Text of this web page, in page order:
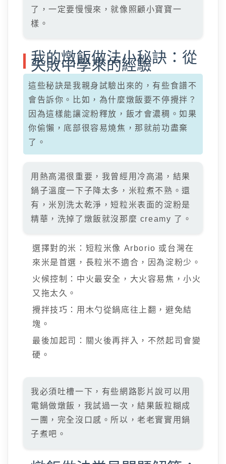
了，一定要慢慢來，就像照顧小寶寶一
樣。
我的燉飯做法小秘訣：從
失敗中學來的經驗
這些秘訣是我親身試驗出來的，有些食譜不
會告訴你。比如，為什麼燉飯要不停攪拌？
因為這樣能讓淀粉釋放，飯才會濃稠。如果
你偷懶，底部很容易燒焦，那就前功盡棄
了。
用熱高湯很重要，我曾經用冷高湯，結果
鍋子溫度一下子降太多，米粒煮不熟。還
有，米別洗太乾淨，短粒米表面的淀粉是
精華，洗掉了燉飯就沒那麼 creamy 了。
選擇對的米：短粒米像 Arborio 或台灣在
來米是首選，長粒米不適合，因為淀粉少。
火候控制：中火最安全，大火容易焦，小火
又拖太久。
攪拌技巧：用木勺從鍋底往上翻，避免結
塊。
最後加起司：關火後再拌入，不然起司會變
硬。
我必須吐槽一下，有些網路影片說可以用
電鍋做燉飯，我試過一次，結果飯粒糊成
一團，完全沒口感。所以，老老實實用鍋
子煮吧。